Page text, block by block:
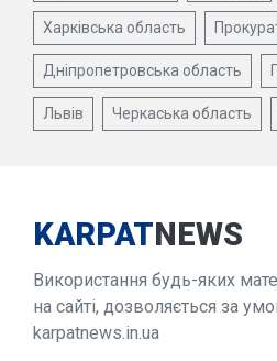
Харківська область
Дніпропетровська область
Львів Черкаська область
KARPATNEWS
Використання будь-яких
на сайті, дозволяється за
karpatnews.in.ua